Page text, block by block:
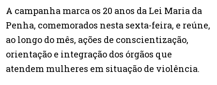
A campanha marca os 20 anos da Lei Maria da
Penha, comemorados nesta sexta-feira, e reúne,
ao longo do mês, ações de conscientização,
orientação e integração dos órgãos que
atendem mulheres em situação de violência.